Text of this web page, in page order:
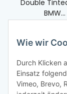
Concaver
Double
BMW MINI
550,00
Wie wir
Durch Klicken
Einsatz
Vimeo, Brevo,